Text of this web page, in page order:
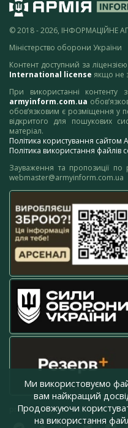
© 2018 - 2026, ІНФОРМАЦІЙНЕ
Міністерство оборони України
Контент доступний за ліцензією
International license якщо не
При використанні
armyinform.com.ua
обов’язковим є розміщення у
відкритого для пошукових
матеріал.
Політика користування сайтом
Політика використання файлів
Зауваження та пропозиції по
webmaster@armyinform.com.ua
press@armyinform.com.ua
Ми використовуємо
вам найкращий
Продовжуючи
на використання